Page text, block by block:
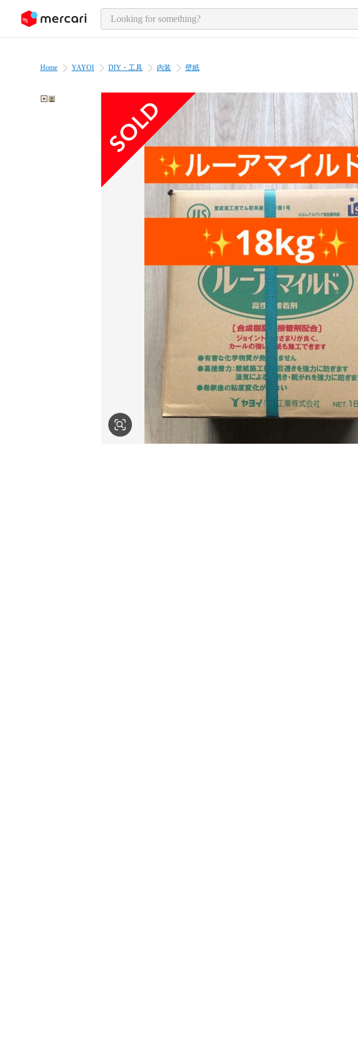
page content
Home YAYOI DIY・工具 内装 壁紙